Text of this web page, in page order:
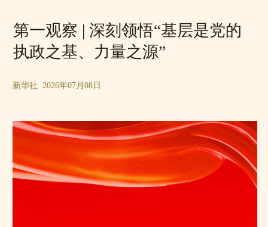
第一观察 | 深刻领悟“基层是党的
执政之基、力量之源”
新华社 2026年07月08日